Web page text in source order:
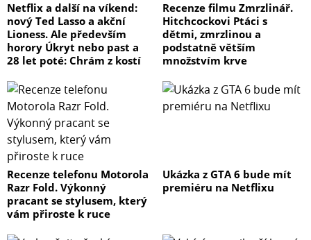
Netflix a další na víkend:
nový Ted Lasso a akční
Lioness. Ale především
horory Úkryt nebo past a
28 let poté: Chrám z kostí
Recenze filmu Zmrzlinář.
Hitchcockovi Ptáci s
dětmi, zmrzlinou a
podstatně větším
množstvím krve
Recenze telefonu Motorola
Razr Fold. Výkonný
pracant se stylusem, který
vám přiroste k ruce
Ukázka z GTA 6 bude mít
premiéru na Netflixu